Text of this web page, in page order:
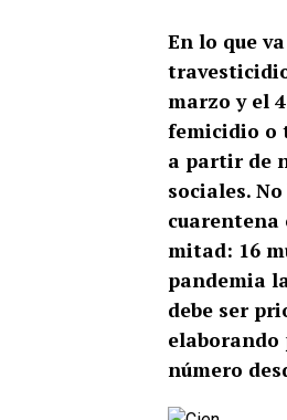
En lo que
marzo y el
femicidio o
a partir de
sociales.
cuarentena
mitad: 16
pandemia
debe ser
elaborando
número